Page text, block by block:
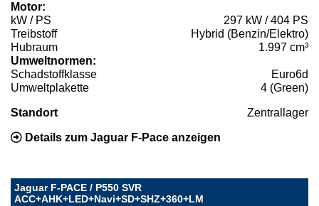
Motor:
kW / PS
297 kW / 404 PS
Treibstoff
Hybrid (Benzin/Elektro)
Hubraum
1.997 cm³
Umweltnormen:
Schadstoffklasse
Euro6d
Umweltplakette
4 (Green)
Standort Zentrallager
Details zum Jaguar F-Pace anzeigen
Jaguar F-PACE / P550 SVR
ACC+AHK+LED+Navi+SD+SHZ+360+LM